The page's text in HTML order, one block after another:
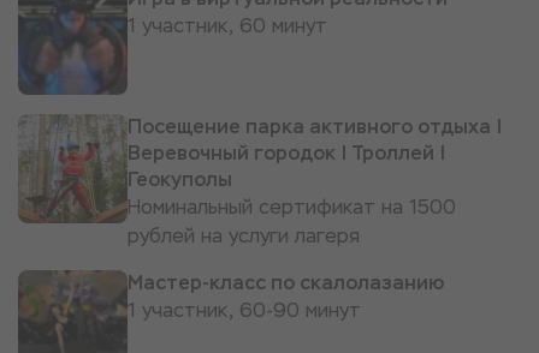
1 участник, 60 минут
Посещение парка активного отдыха |
Веревочный городок | Троллей |
Геокуполы
Номинальный сертификат на 1500
рублей на услуги лагеря
Мастер-класс по скалолазанию
1 участник, 60-90 минут